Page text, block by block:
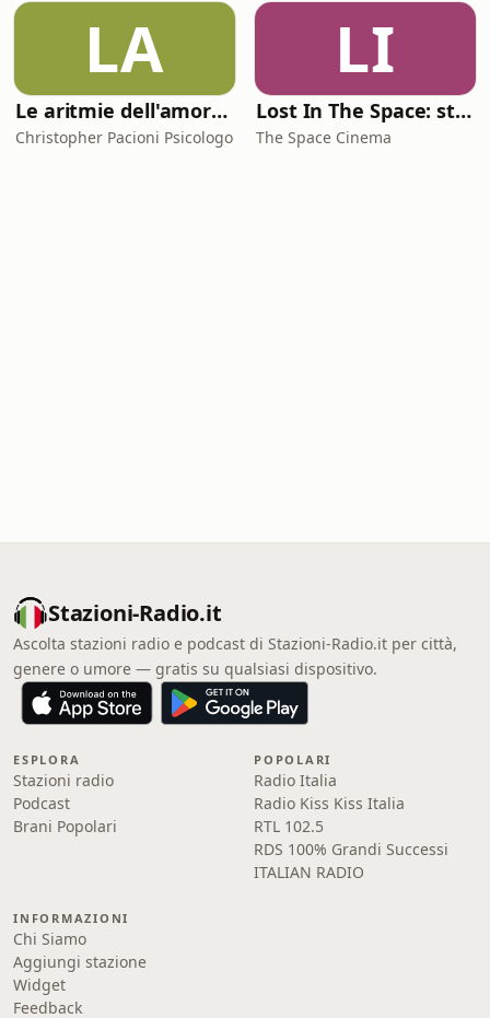
LA
Le aritmie dell'amore. Palpitazioni e tachicardia dei legami affettivi
Christopher Pacioni Psicologo
LI
Lost In The Space: storie di cinema
The Space Cinema
Stazioni-Radio.it
Ascolta stazioni radio e podcast di Stazioni-Radio.it per città,
genere o umore — gratis su qualsiasi dispositivo.
ESPLORA
Stazioni radio
Podcast
Brani Popolari
POPOLARI
Radio Italia
Radio Kiss Kiss Italia
RTL 102.5
RDS 100% Grandi Successi
ITALIAN RADIO
INFORMAZIONI
Chi Siamo
Aggiungi stazione
Widget
Feedback